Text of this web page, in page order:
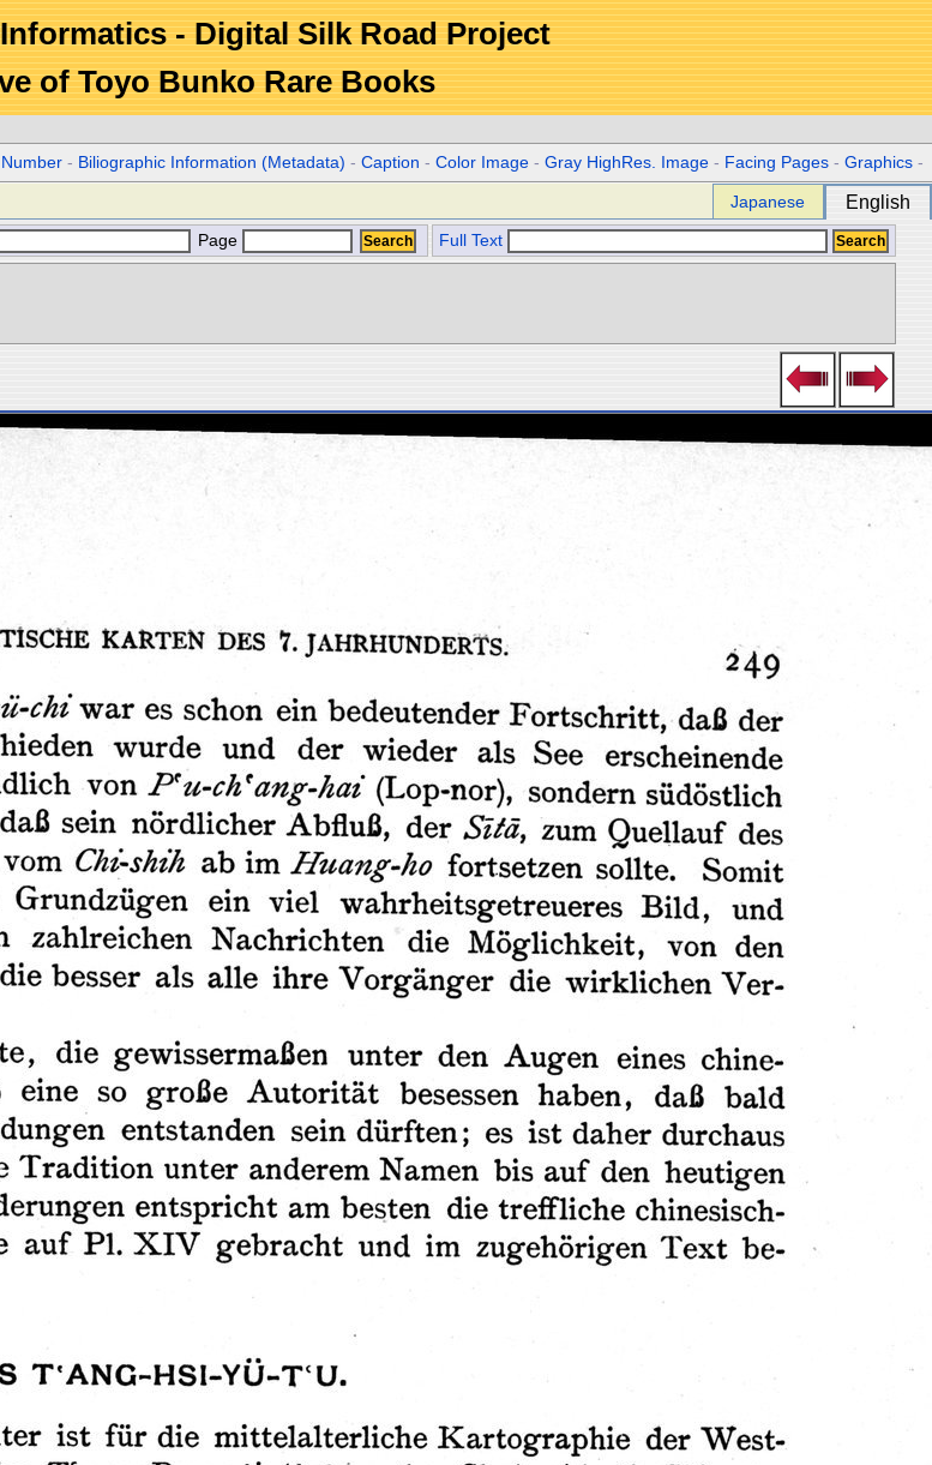
- Digital Silk Road Project
of Toyo Bunko Rare Books
- Biliographic Information (Metadata) -Caption -Color Image -Gray HighRes. Image - Facing Pages -Graphics -
Japanese English
Page Full Text